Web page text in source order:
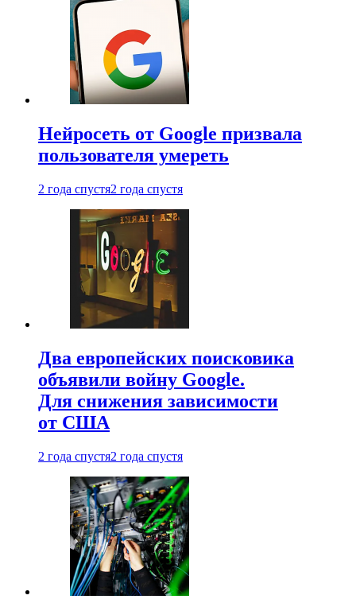
Нейросеть от Google призвала
пользователя умереть
2 года спустя2 года спустя
Два европейских поисковика
объявили войну Google.
Для снижения зависимости
от США
2 года спустя2 года спустя